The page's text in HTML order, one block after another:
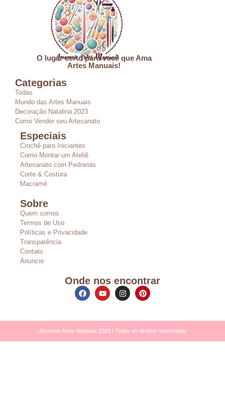
O lugar certo para você que Ama
Artes Manuais!
Categorias
Todas
Mundo das Artes Manuais
Decoração Natalina 2023
Como Vender seu Artesanato
Especiais
Crochê para Iniciantes
Como Montar um Ateliê
Artesanato com Pedrarias
Corte & Costura
Macramê
Sobre
Quem somos
Termos de Uso
Políticas e Privacidade
Transparência
Contato
Anuncie
Onde nos encontrar
Amamos Artes Manuais 2023 | Todos os direitos reservados